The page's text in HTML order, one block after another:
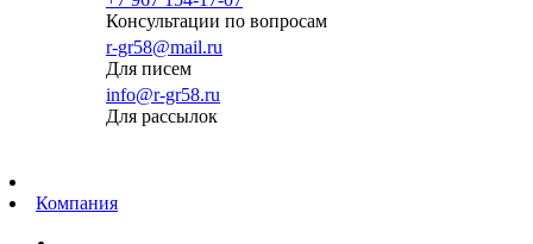
Консультации по вопросам
r-gr58@mail.ru
Для писем
info@r-gr58.ru
Для рассылок
Компания